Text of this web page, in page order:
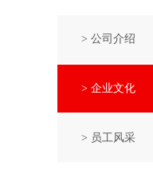
> 公司介绍
> 企业文化
> 员工风采